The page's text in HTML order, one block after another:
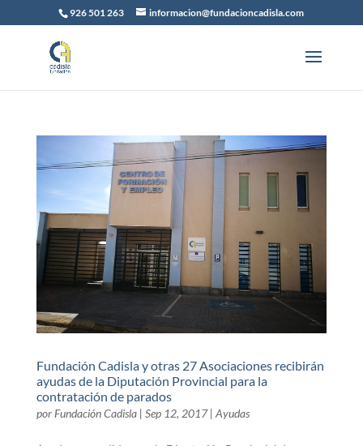
926 501 263 informacion@fundacioncadisla.com
Fundación Cadisla y otras 27 Asociaciones recibirán
ayudas de la Diputación Provincial para la
contratación de parados
por Fundación Cadisla| Sep 12, 2017| Ayudas